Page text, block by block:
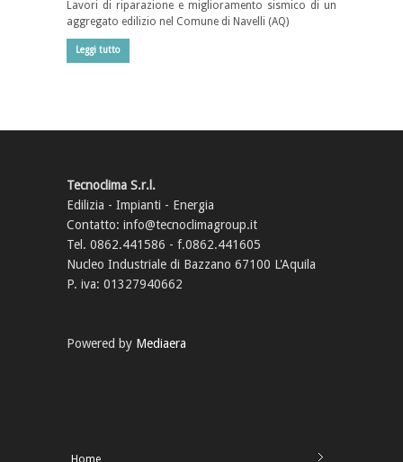
Lavori di riparazione e miglioramento sismico di un
aggregato edilizio nel Comune di Navelli (AQ)
Leggi tutto
Tecnoclima S.r.l.
Edilizia - Impianti - Energia
Contatto: info@tecnoclimagroup.it
Tel. 0862.441586 - f.0862.441605
Nucleo Industriale di Bazzano 67100 L'Aquila
P. iva: 01327940662
Powered by Mediaera
Home